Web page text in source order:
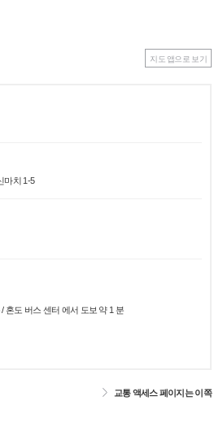
지도 앱으로 보기
마치 1-5
혼도 버스 센터 에서 도보 약 1 분
교통 액세스 페이지는 이쪽